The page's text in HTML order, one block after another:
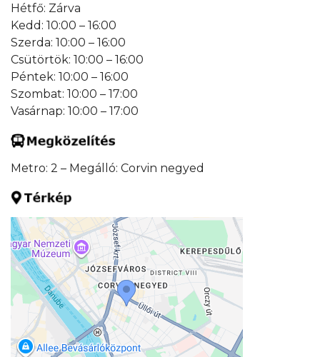
Hétfő: Zárva
Kedd: 10:00 – 16:00
Szerda: 10:00 – 16:00
Csütörtök: 10:00 – 16:00
Péntek: 10:00 – 16:00
Szombat: 10:00 – 17:00
Vasárnap: 10:00 – 17:00
Metro: 2 – Megálló: Corvin negyed